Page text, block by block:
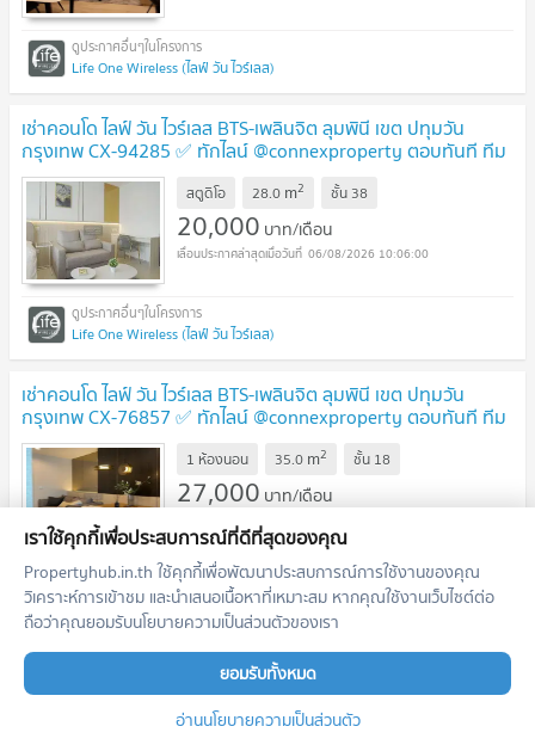
Life One Wireless (ไลฟ์ วัน ไวร์เลส)
เช่าคอนโด ไลฟ์ วัน ไวร์เลส BTS-เพลินจิต ลุมพินี เขต ปทุมวัน
กรุงเทพ CX-94285 ✅ ทักไลน์ @connexproperty ตอบทันที ทีม
งานมืออาชีพ ✅
สตูดิโอ 28.0 m2 ชั้น 38
20,000 บาท/เดือน
06/08/2026 10:06:00
Life One Wireless (ไลฟ์ วัน ไวร์เลส)
เช่าคอนโด ไลฟ์ วัน ไวร์เลส BTS-เพลินจิต ลุมพินี เขต ปทุมวัน
กรุงเทพ CX-76857 ✅ ทักไลน์ @connexproperty ตอบทันที ทีม
งานมืออาชีพ ✅
1 ห้องนอน 35.0 m2 ชั้น 18
27,000 บาท/เดือน
Life One Wireless (ไลฟ์ วัน ไวร์เลส)
เช่าคอนโด ไลฟ์ วัน ไวร์เลส BTS-เพลินจิต ลุมพินี เขต ปทุมวัน
กรุงเทพ CX-12899 ✅ ทักไลน์ @connexproperty ตอบทันที ทีม
งานมืออาชีพ ✅
สตูดิโอ 28.0m2 ชั้น17
เราใช้คุกกี้เพื่อประสบการณ์ที่ดีที่สุดของคุณ
Propertyhub.in.th ใช้คุกกี้เพื่อพัฒนาประสบการณ์การใช้งานของคุณ
วิเคราะห์การเข้าชม และนำเสนอเนื้อหาที่เหมาะสม หากคุณใช้งานเว็บไซต์ต่อ
ถือว่าคุณยอมรับนโยบายความเป็นส่วนตัวของเรา
ยอมรับทั้งหมด
อ่านนโยบายความเป็นส่วนตัว